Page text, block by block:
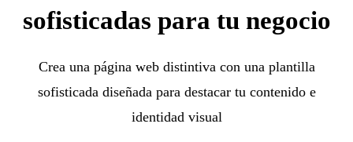
sofisticadas para tu negocio
Crea una página web distintiva con una plantilla
sofisticada diseñada para destacar tu contenido e
identidad visual